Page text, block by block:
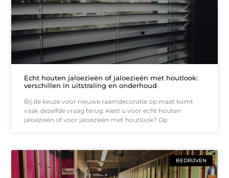
Echt houten jaloezieën of jaloezieën met houtlook:
verschillen in uitstraling en onderhoud
Bij de keuze voor nieuwe raamdecoratie op maat komt
vaak dezelfde vraag terug: kiest u voor echt houten
jaloezieën of voor jaloezieën met houtlook? Op
BEDRIJVEN